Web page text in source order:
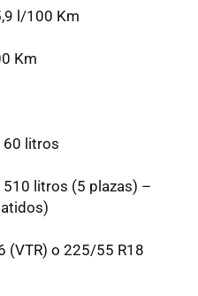
l/100 Km
Km
60 litros
litros (5 plazas) –
(VTR) o 225/55 R18